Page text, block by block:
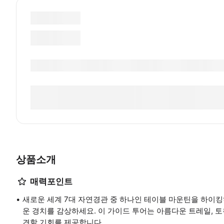
상품소개
매력포인트
새로운 세계 7대 자연경관 중 하나인 테이블 마운틴을 하이
운 경치를 감상하세요. 이 가이드 투어는 아름다운 트레일,